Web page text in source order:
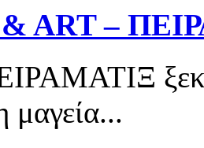
& ART –
μαγεία...